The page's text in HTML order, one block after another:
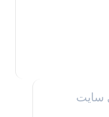
سایت